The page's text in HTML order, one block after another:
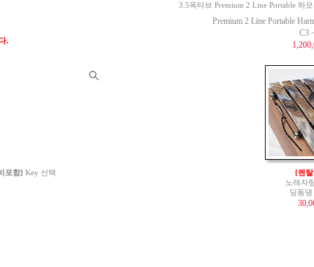
.
3.5옥타브 Premium 2 Line Portable 하
Premium 2 Line Portable
C3
포함] Key 선택
[렌
노래자
딩동